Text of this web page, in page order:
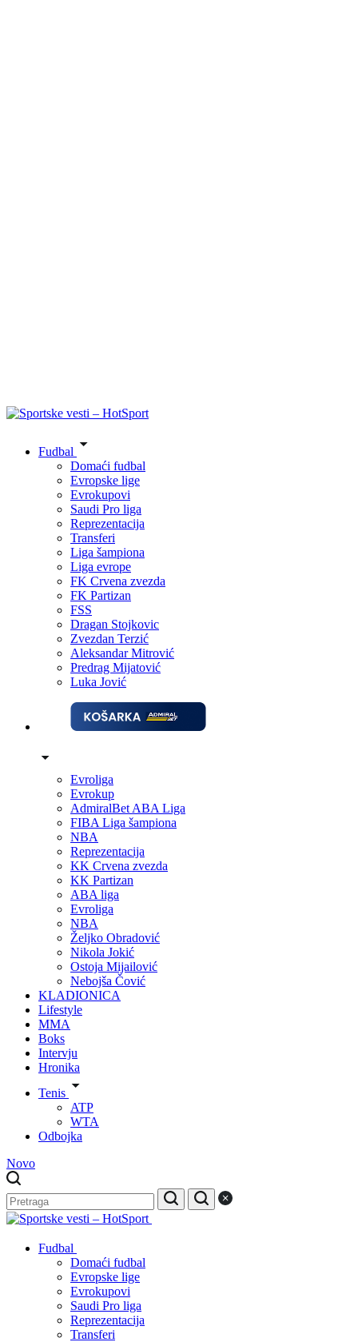
Fudbal
Domaći fudbal
Evropske lige
Evrokupovi
Saudi Pro liga
Reprezentacija
Transferi
Liga šampiona
Liga evrope
FK Crvena zvezda
FK Partizan
FSS
Dragan Stojkovic
Zvezdan Terzić
Aleksandar Mitrović
Predrag Mijatović
Luka Jović
Evroliga
Evrokup
AdmiralBet ABA Liga
FIBA Liga šampiona
NBA
Reprezentacija
KK Crvena zvezda
KK Partizan
ABA liga
Evroliga
NBA
Željko Obradović
Nikola Jokić
Ostoja Mijailović
Nebojša Čović
KLADIONICA
Lifestyle
MMA
Boks
Intervju
Hronika
Tenis
ATP
WTA
Odbojka
Novo
Fudbal
Domaći fudbal
Evropske lige
Evrokupovi
Saudi Pro liga
Reprezentacija
Transferi